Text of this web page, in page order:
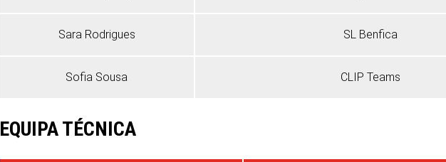
Sara Rodrigues SL Benfica
Sofia Sousa CLIP Teams
EQUIPA TÉCNICA